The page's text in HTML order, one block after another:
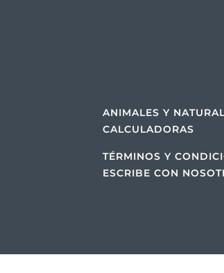
ANIMALES Y
CALCULADORAS
TÉRMINOS Y
ESCRIBE CON